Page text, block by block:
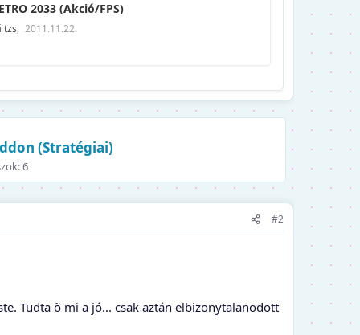
2033 (Akció/FPS)
tzs, 2011.11.22.
(Stratégiai)
6
#2
Tudta õ mi a jó... csak aztán elbizonytalanodott